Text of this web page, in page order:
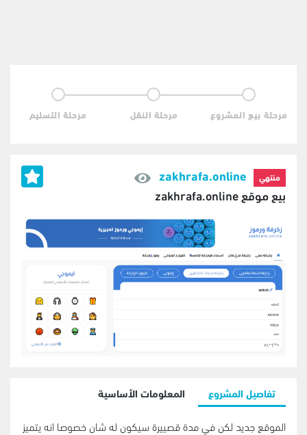
مرحلة بيع المشروع مرحلة النقل مرحلة التسليم
منتهي
zakhrafa.online
بيع موقع zakhrafa.online
تفاصيل المشروع المعلومات الأساسية
الموقع جديد لكن في مدة قصييرة سيكون له شان خصوصا انه يتميز